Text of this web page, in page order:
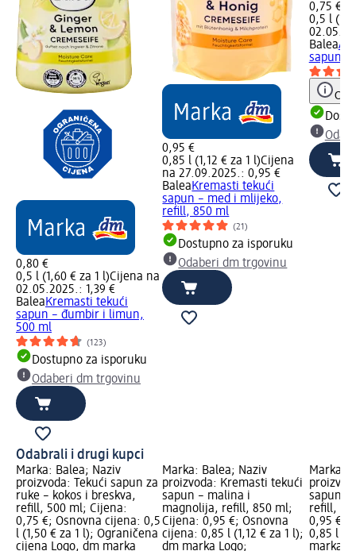
0,80 €
0,5 l (1,60 € za 1 l)Cijena na
02.05.2025.: 1,39 €
BaleaKremasti tekući
sapun – đumbir i limun,
500 ml
(123)
Dostupno za isporuku
Odaberi dm trgovinu
0,95 €
0,85 l (1,12 € za 1 l)Cijena
na 27.09.2025.: 0,95 €
BaleaKremasti tekući
sapun – med i mlijeko,
refill, 850 ml
(21)
Dostupno za isporuku
Odaberi dm trgovinu
0,75 €
0,5 l
Balea
sapun,
Odabrali i drugi kupci
Marka: Balea; Naziv
proizvoda: Tekući sapun za
ruke – kokos i breskva,
refill, 500 ml; Cijena:
0,75 €; Osnovna cijena: 0,5
l (1,50 € za 1 l); Ograničena
cijena Logo, dm marka
Marka: Balea; Naziv
proizvoda: Kremasti tekući
sapun – malina i
magnolija, refill, 850 ml;
Cijena: 0,95 €; Osnovna
cijena: 0,85 l (1,12 € za 1 l);
dm marka Logo;
Marka:
sapun –
refill,
0,95 €;
0,85 l
marka